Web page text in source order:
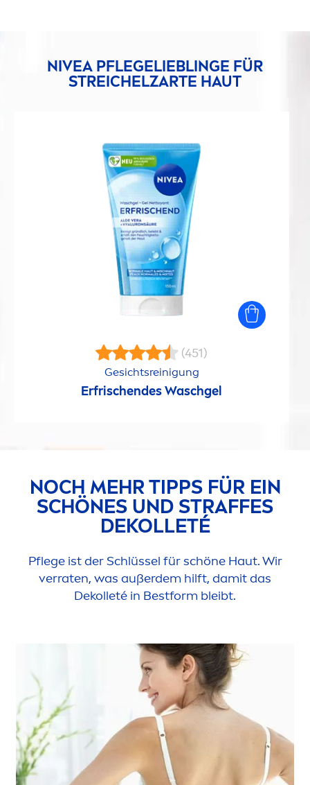
NIVEA PFLEGELIEBLINGE FÜR
STREICHELZARTE HAUT
(451)
Gesichtsreinigung
Erfrischendes Waschgel
NOCH MEHR TIPPS FÜR EIN
SCHÖNES UND STRAFFES
DEKOLLETÉ
Pflege ist der Schlüssel für schöne Haut. Wir
verraten, was außerdem hilft, damit das
Dekolleté in Bestform bleibt.